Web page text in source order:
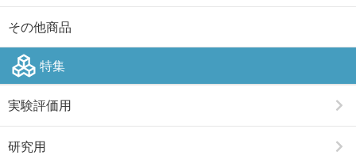
その他商品
特集
実験評価用
研究用